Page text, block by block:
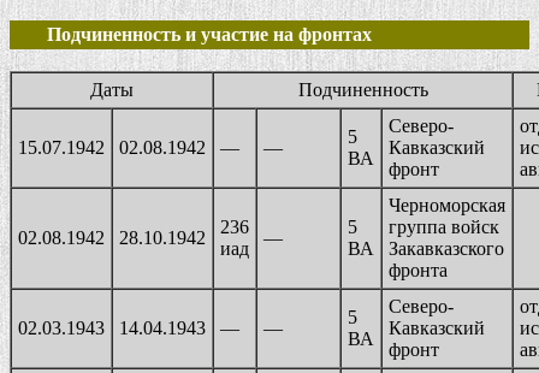
Подчиненность и участие на фронтах
Даты Подчиненность
15.07.1942 02.08.1942 — —
5
ВА
Северо-
Кавказский
фронт
02.08.1942 28.10.1942
236
иад
—
5
ВА
Черноморская
группа войск
Закавказского
фронта
02.03.1943 14.04.1943 — —
5
ВА
Северо-
Кавказский
фронт